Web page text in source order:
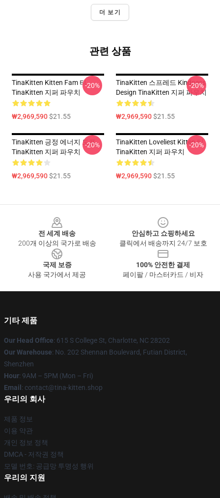
더 보기
관련 상품
TinaKitten Kitten Fam 티
TinaKitten 지퍼 파우치
₩2,969,590$21.55
-20%
TinaKitten 스프레드 Kindness
Design TinaKitten 지퍼 파우치
₩2,969,590$21.55
-20%
TinaKitten 긍정 에너지 도표
TinaKitten 지퍼 파우치
₩2,969,590$21.55
-20%
TinaKitten Loveliest Kitten 티
TinaKitten 지퍼 파우치
₩2,969,590$21.55
-20%
전 세계 배송
200개 이상의 국가로 배송
안심하고 쇼핑하세요
클릭에서 배송까지 24/7 보호
국제 보증
사용 국가에서 제공
100% 안전한 결제
페이팔 / 마스터카드 / 비자
기타 제품
Our Head Office: 615 S College St, Charlotte, NC 28202
Our Warehouse: No. 202 Shennan Boulevard, Futian District,
Shenzhen
Hour: 9AM – 5PM (Mon – Fri)
Email : contact@tina-kitten.shop
우리의 회사
제품 정보
이용 약관
개인 정보 정책
DMCA - 저작권 정책
모델 번호: 공급망 투명성 행위
우리의 지원